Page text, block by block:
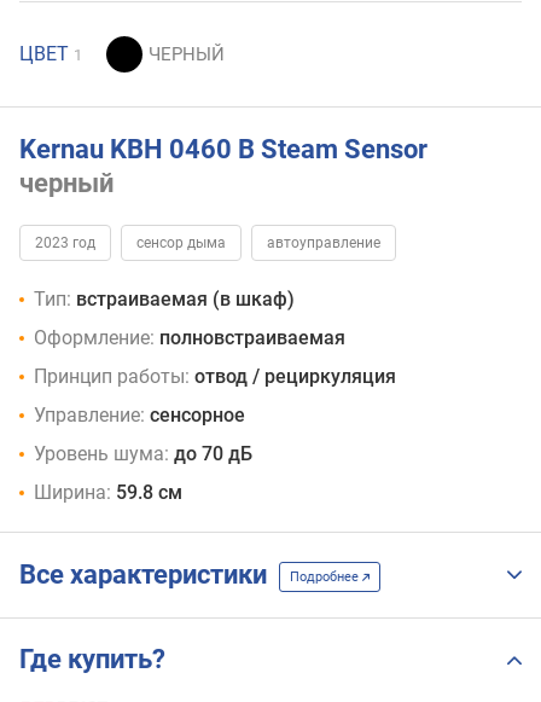
ЦВЕТ 1
Kernau KBH 0460 B Steam Sensor
черный
2023 год сенсор дыма автоуправление
Тип: встраиваемая (в шкаф)
Оформление: полновстраиваемая
Принцип работы: отвод / рециркуляция
Управление: сенсорное
Уровень шума: до 70 дБ
Ширина: 59.8 см
Все характеристики Подробнее
Где купить?